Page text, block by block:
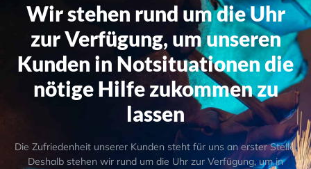
Wir stehen rund um die Uhr
zur Verfügung, um unseren
Kunden in Notsituationen die
nötige Hilfe zukommen zu
lassen
Die Zufriedenheit unserer Kunden steht für uns an erster Stelle.
Deshalb stehen wir rund um die Uhr zur Verfügung, um in